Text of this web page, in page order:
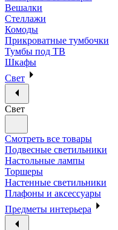
Вешалки
Стеллажи
Комоды
Прикроватные тумбочки
Тумбы под ТВ
Шкафы
Свет
Свет
Смотреть все товары
Подвесные светильники
Настольные лампы
Торшеры
Настенные светильники
Плафоны и аксессуары
Предметы интерьера